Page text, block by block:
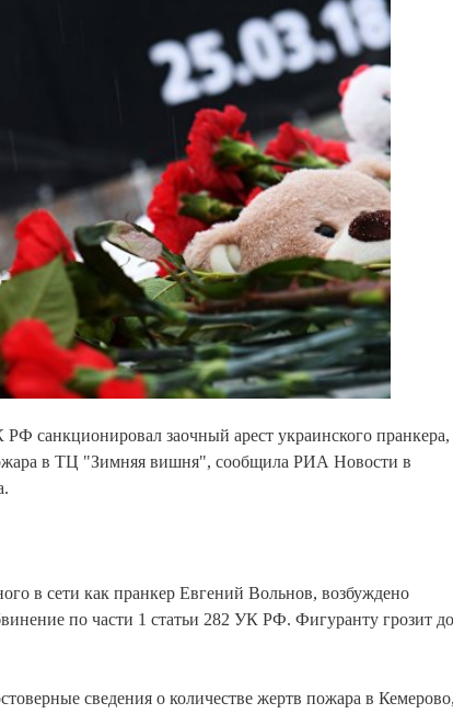
санкционировал заочный арест украинского пранкера,
в ТЦ "Зимняя вишня", сообщила РИА Новости в
в сети как пранкер Евгений Вольнов, возбуждено
по части 1 статьи 282 УК РФ. Фигуранту грозит до
сведения о количестве жертв пожара в Кемерово,